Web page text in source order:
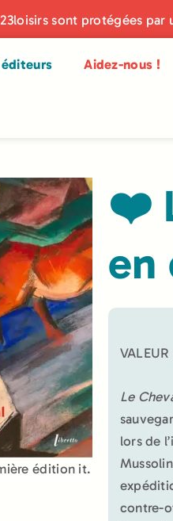
sont protégées
Aidez-nous !
édition it.
❤️
en
VALEUR
Le
lors de
contre-